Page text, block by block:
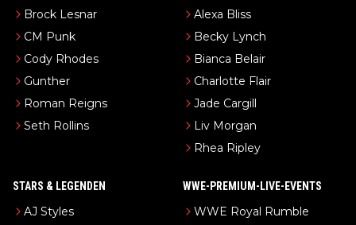
Brock Lesnar
CM Punk
Cody Rhodes
Gunther
Roman Reigns
Seth Rollins
Alexa Bliss
Becky Lynch
Bianca Belair
Charlotte Flair
Jade Cargill
Liv Morgan
Rhea Ripley
STARS & LEGENDEN
AJ Styles
WWE-PREMIUM-LIVE-EVENTS
WWE Royal Rumble